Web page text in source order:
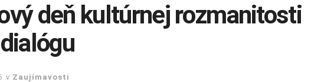
deň kultúrnej rozmanitosti
v Zaujímavosti